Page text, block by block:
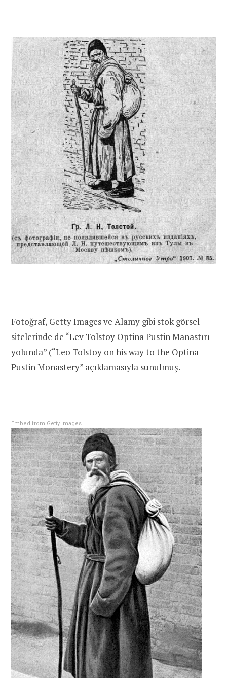
Fotoğraf, Getty Imagesve Alamy gibi stok görsel
sitelerinde de “Lev Tolstoy Optina Pustin Manastırı
yolunda” (“Leo Tolstoy on his way to the Optina
Pustin Monastery” açıklamasıyla sunulmuş.
Embed from Getty Images